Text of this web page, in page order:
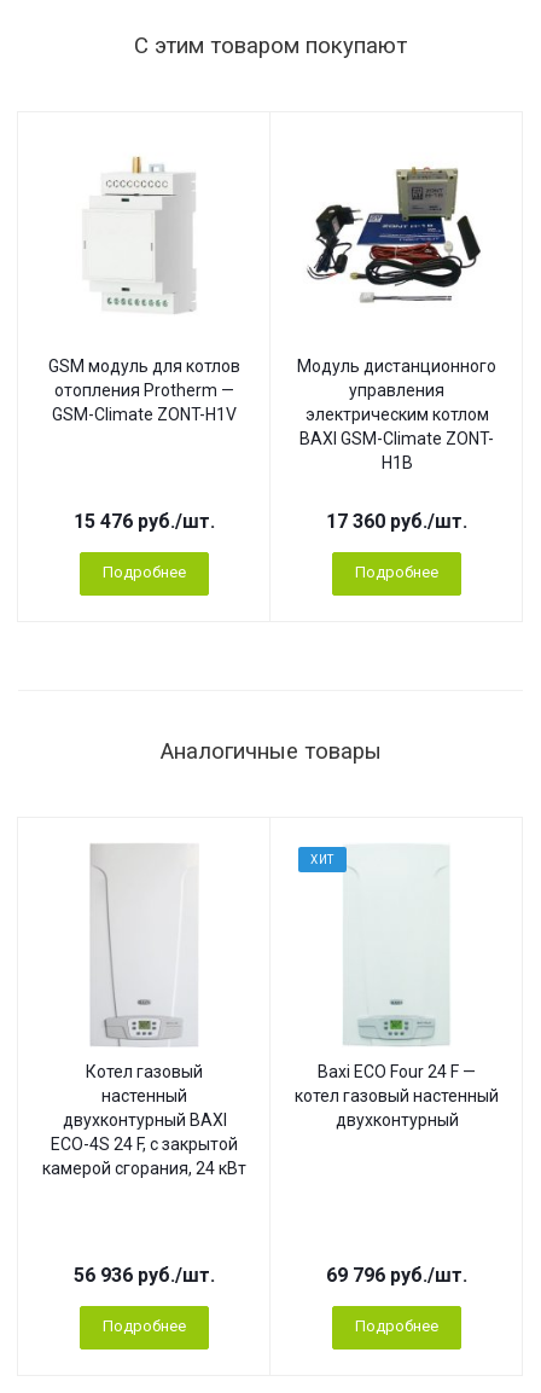
С этим товаром покупают
GSM модуль для котлов
отопления Protherm —
GSM-Climate ZONT-H1V
15 476 руб./шт.
Подробнее
Модуль дистанционного
управления
электрическим котлом
BAXI GSM-Climate ZONT-
H1B
17 360 руб./шт.
Подробнее
Аналогичные товары
Котел газовый
настенный
двухконтурный BAXI
ECO-4S 24 F, с закрытой
камерой сгорания, 24 кВт
56 936 руб./шт.
Подробнее
ХИТ
Baxi ECO Four 24 F —
котел газовый настенный
двухконтурный
69 796 руб./шт.
Подробнее